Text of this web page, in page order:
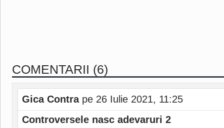
COMENTARII (6)
Gica Contrape 26 Iulie 2021, 11:25
Controversele nasc adevaruri 2